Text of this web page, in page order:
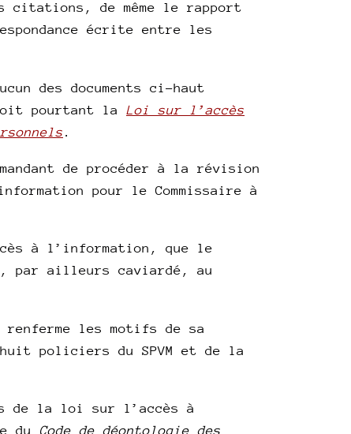
de même le rapport
écrite entre les
des documents ci-haut
pourtant la Loi sur l’accès
.
de procéder à la révision
pour le Commissaire à
à l’information, que le
par ailleurs caviardé, au
renferme les motifs de sa
policiers du SPVM et de la
de la loi sur l’accès à
du Code de déontologie des